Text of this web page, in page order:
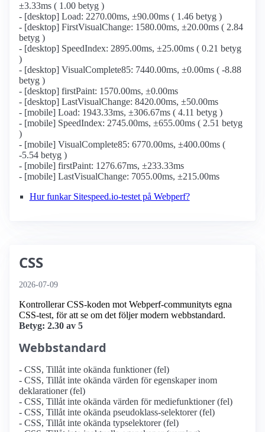
±3.33ms ( 1.00 betyg )
- [desktop] Load: 2270.00ms, ±90.00ms ( 1.46 betyg )
- [desktop] FirstVisualChange: 1580.00ms, ±20.00ms ( 2.84
betyg )
- [desktop] SpeedIndex: 2895.00ms, ±25.00ms ( 0.21 betyg
)
- [desktop] VisualComplete85: 7440.00ms, ±0.00ms ( -8.88
betyg )
- [desktop] firstPaint: 1570.00ms, ±0.00ms
- [desktop] LastVisualChange: 8420.00ms, ±50.00ms
- [mobile] Load: 1943.33ms, ±306.67ms ( 4.11 betyg )
- [mobile] SpeedIndex: 2745.00ms, ±655.00ms ( 2.51 betyg
)
- [mobile] VisualComplete85: 6770.00ms, ±400.00ms (
-5.54 betyg )
- [mobile] firstPaint: 1276.67ms, ±233.33ms
- [mobile] LastVisualChange: 7055.00ms, ±215.00ms
Hur funkar Sitespeed.io-testet på Webperf?
CSS
2026-07-09
Kontrollerar CSS-koden mot Webperf-communityts egna
CSS-test, för att se om det följer modern webbstandard.
Betyg: 2.30 av 5
Webbstandard
- CSS, Tillåt inte okända funktioner (fel)
- CSS, Tillåt inte okända värden för egenskaper inom
deklarationer (fel)
- CSS, Tillåt inte okända värden för mediefunktioner (fel)
- CSS, Tillåt inte okända pseudoklass-selektorer (fel)
- CSS, Tillåt inte okända typselektorer (fel)